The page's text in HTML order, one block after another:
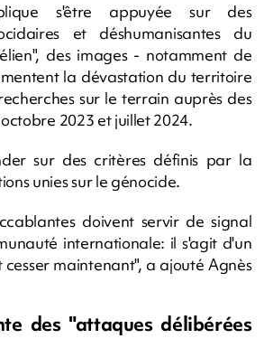
s'être appuyée sur des
et déshumanisantes du
des images - notamment de
la dévastation du territoire
sur le terrain auprès des
2023 et juillet 2024.
sur des critères définis par la
unies sur le génocide.
doivent servir de signal
internationale: il s'agit d'un
maintenant", a ajouté Agnès
des "attaques délibérées